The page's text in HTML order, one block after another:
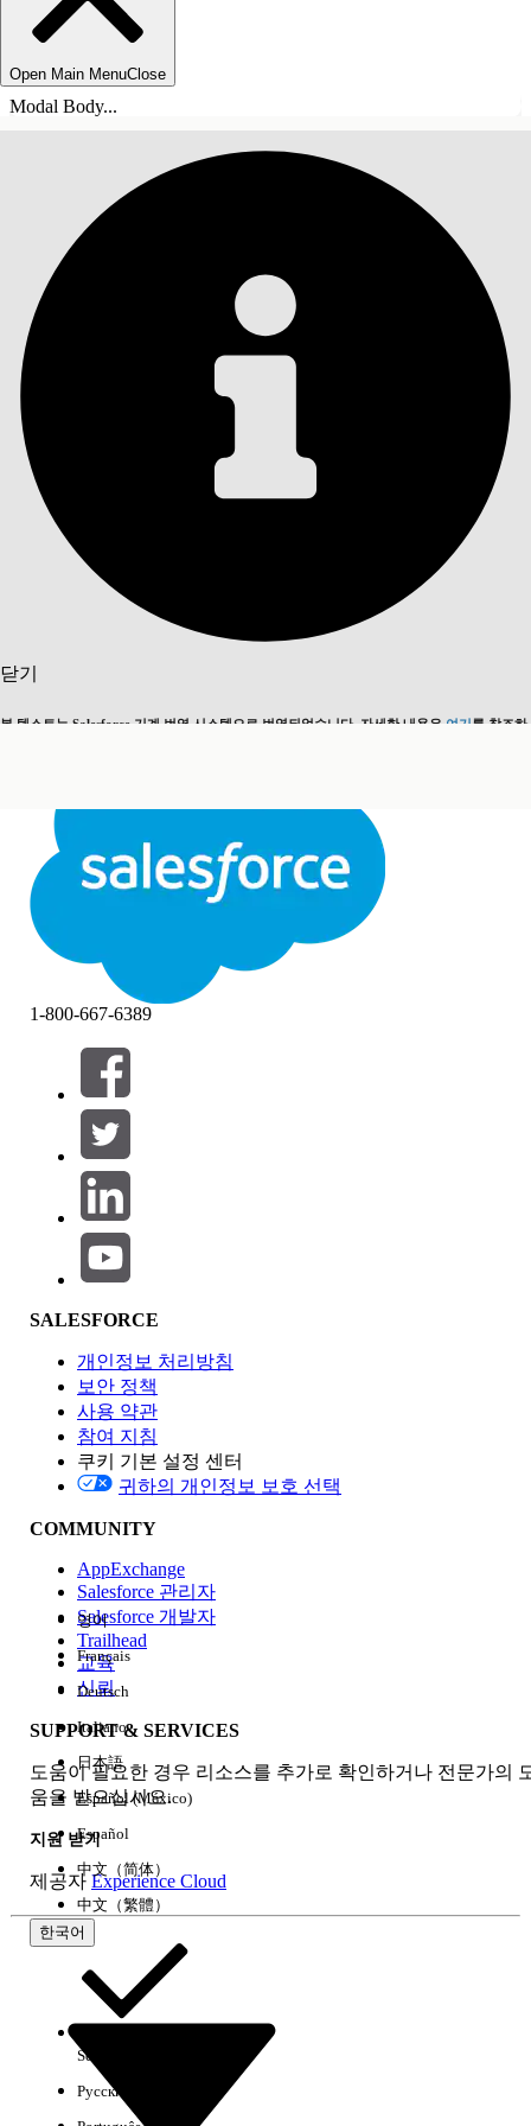
Open Main MenuClose
Modal Body...
닫기
본 텍스트는 Salesforce 기계 번역 시스템으로 번역되었습니다. 자세한 내용은 여기를 참조하
닫기닫기
목차
필터 (0)
필터 선택
제품 영역
기능 영향
Edition
경험
1-800-667-6389
SALESFORCE
개인정보 처리방침
보안 정책
사용 약관
참여 지침
쿠키 기본 설정 센터
귀하의 개인정보 보호 선택
COMMUNITY
AppExchange
Salesforce 관리자
Salesforce 개발자
Trailhead
교육
신뢰
SUPPORT & SERVICES
도움이 필요한 경우 리소스를 추가로 확인하거나 전문가의
움을 받으십시오.
지원 받기
제공자 Experience Cloud
한국어
영어
Français
Deutsch
Italiano
日本語
Español (México)
Español
中文（简体）
中文（繁體）
Select Org
Русский